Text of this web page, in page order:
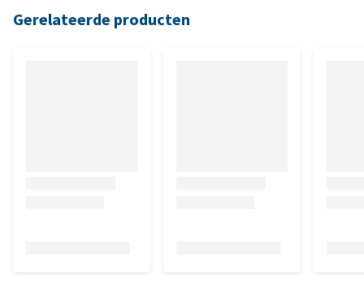
Gerelateerde producten